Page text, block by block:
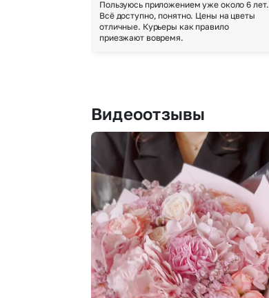
Пользуюсь приложением уже около 6 лет.
Всё доступно, понятно. Цены на цветы
отличные. Курьеры как правило
приезжают вовремя.
Видеоотзывы